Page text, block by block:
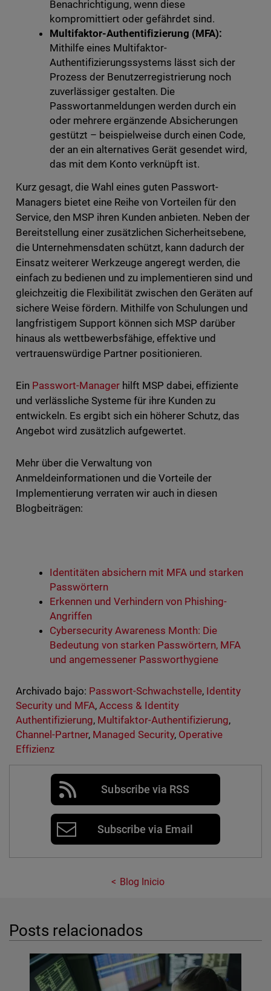
Benachrichtigung, wenn diese
kompromittiert oder gefährdet sind.
Multifaktor-Authentifizierung (MFA):
Mithilfe eines Multifaktor-
Authentifizierungssystems lässt sich der
Prozess der Benutzerregistrierung noch
zuverlässiger gestalten. Die
Passwortanmeldungen werden durch ein
oder mehrere ergänzende Absicherungen
gestützt – beispielweise durch einen Code,
der an ein alternatives Gerät gesendet wird,
das mit dem Konto verknüpft ist.
Kurz gesagt, die Wahl eines guten Passwort-
Managers bietet eine Reihe von Vorteilen für den
Service, den MSP ihren Kunden anbieten. Neben der
Bereitstellung einer zusätzlichen Sicherheitsebene,
die Unternehmensdaten schützt, kann dadurch der
Einsatz weiterer Werkzeuge angeregt werden, die
einfach zu bedienen und zu implementieren sind und
gleichzeitig die Flexibilität zwischen den Geräten auf
sichere Weise fördern. Mithilfe von Schulungen und
langfristigem Support können sich MSP darüber
hinaus als wettbewerbsfähige, effektive und
vertrauenswürdige Partner positionieren.
Ein Passwort-Managerhilft MSP dabei, effiziente
und verlässliche Systeme für ihre Kunden zu
entwickeln. Es ergibt sich ein höherer Schutz, das
Angebot wird zusätzlich aufgewertet.
Mehr über die Verwaltung von
Anmeldeinformationen und die Vorteile der
Implementierung verraten wir auch in diesen
Blogbeiträgen:
Identitäten absichern mit MFA und starken
Passwörtern
Erkennen und Verhindern von Phishing-
Angriffen
Cybersecurity Awareness Month: Die
Bedeutung von starken Passwörtern, MFA
und angemessener Passworthygiene
Archivado bajo: Passwort-Schwachstelle, Identity
Security und MFA, Access & Identity
Authentifizierung, Multifaktor-Authentifizierung,
Channel-Partner, Managed Security, Operative
Effizienz
Subscribe via RSS
Subscribe via Email
Blog Inicio
Posts relacionados